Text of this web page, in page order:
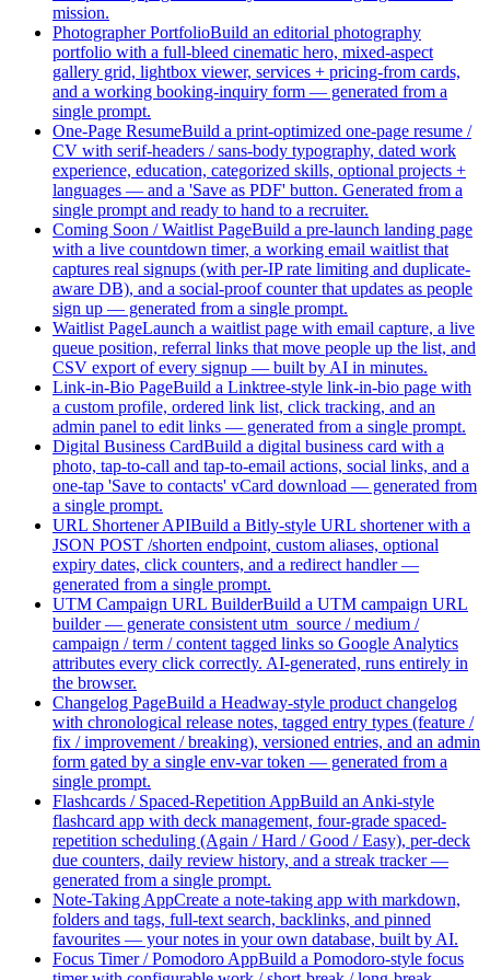
mission.
Photographer PortfolioBuild an editorial photography
portfolio with a full-bleed cinematic hero, mixed-aspect
gallery grid, lightbox viewer, services + pricing-from cards,
and a working booking-inquiry form — generated from a
single prompt.
One-Page ResumeBuild a print-optimized one-page resume /
CV with serif-headers / sans-body typography, dated work
experience, education, categorized skills, optional projects +
languages — and a 'Save as PDF' button. Generated from a
single prompt and ready to hand to a recruiter.
Coming Soon / Waitlist PageBuild a pre-launch landing page
with a live countdown timer, a working email waitlist that
captures real signups (with per-IP rate limiting and duplicate-
aware DB), and a social-proof counter that updates as people
sign up — generated from a single prompt.
Waitlist PageLaunch a waitlist page with email capture, a live
queue position, referral links that move people up the list, and
CSV export of every signup — built by AI in minutes.
Link-in-Bio PageBuild a Linktree-style link-in-bio page with
a custom profile, ordered link list, click tracking, and an
admin panel to edit links — generated from a single prompt.
Digital Business CardBuild a digital business card with a
photo, tap-to-call and tap-to-email actions, social links, and a
one-tap 'Save to contacts' vCard download — generated from
a single prompt.
URL Shortener APIBuild a Bitly-style URL shortener with a
JSON POST /shorten endpoint, custom aliases, optional
expiry dates, click counters, and a redirect handler —
generated from a single prompt.
UTM Campaign URL BuilderBuild a UTM campaign URL
builder — generate consistent utm_source / medium /
campaign / term / content tagged links so Google Analytics
attributes every click correctly. AI-generated, runs entirely in
the browser.
Changelog PageBuild a Headway-style product changelog
with chronological release notes, tagged entry types (feature /
fix / improvement / breaking), versioned entries, and an admin
form gated by a single env-var token — generated from a
single prompt.
Flashcards / Spaced-Repetition AppBuild an Anki-style
flashcard app with deck management, four-grade spaced-
repetition scheduling (Again / Hard / Good / Easy), per-deck
due counters, daily review history, and a streak tracker —
generated from a single prompt.
Note-Taking AppCreate a note-taking app with markdown,
folders and tags, full-text search, backlinks, and pinned
favourites — your notes in your own database, built by AI.
Focus Timer / Pomodoro AppBuild a Pomodoro-style focus